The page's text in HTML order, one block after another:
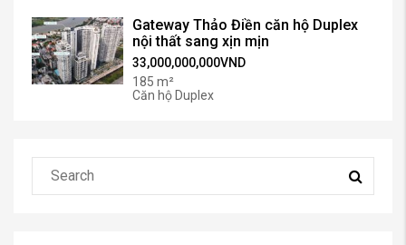
Gateway Thảo Điền căn hộ Duplex
nội thất sang xịn mịn
33,000,000,000VND
185 m²
Căn hộ Duplex